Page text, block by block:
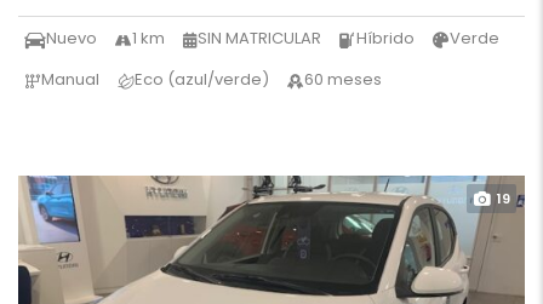
Nuevo 1 km SIN MATRICULAR Híbrido
Verde
Manual
Eco (azul/verde) 60 meses
19